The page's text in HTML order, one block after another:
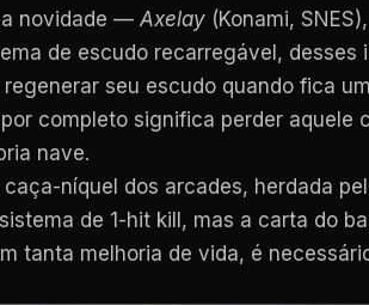
novidade — Axelay (Konami,
de escudo recarregável, desses
seu escudo quando fica
completo significa perder aquele
nave.
níquel dos arcades, herdada
de 1-hit kill, mas a carta do
tanta melhoria de vida, é